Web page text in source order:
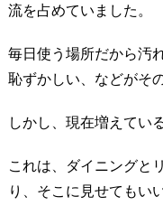
流を占めていました。
毎日使う場所だから汚
恥ずかしい、などがそ
しかし、現在増えてい
これは、ダイニングと
り、そこに見せてもい